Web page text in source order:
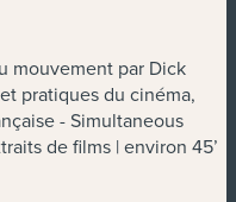
mouvement par Dick
pratiques du cinéma,
- Simultaneous
de films | environ 45’